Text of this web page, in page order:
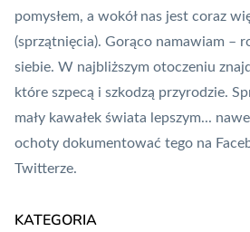
pomysłem, a wokół nas jest coraz
(sprzątnięcia). Gorąco namawiam –
siebie. W najbliższym otoczeniu
które szpecą i szkodzą przyrodzie.
mały kawałek świata lepszym...
ochoty dokumentować tego na
Twitterze.
KATEGORIA